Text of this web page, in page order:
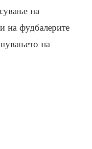
на
на фудбалерите
на